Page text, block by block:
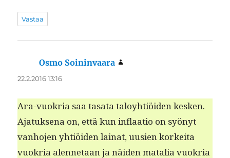
Vastaa
Osmo Soininvaara
22.2.2016 13:16
Ara-vuokria saa tasa­ta taloy­htiöi­den kesken.
Ajatuk­se­na on, että kun inflaa­tio on syönyt
van­ho­jen yhtiöi­den lainat, uusien korkei­ta
vuokria alen­netaan ja näi­den matalia vuokria